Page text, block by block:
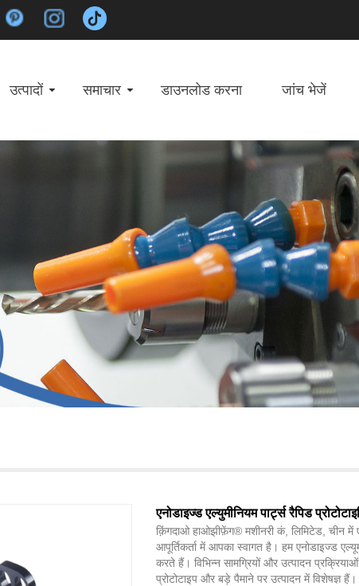
उत्पादों समाचार डाउनलोड करना जांच भेजें
एनोडाइज्ड एल्युमीनियम पार्ट्स रैपिड
क़िंगदाओ हाओझीफ़ेंग® मशीनरी कं, लिमिटेड, चीन में
आपूर्तिकर्ता में आपका स्वागत है। हम एनोडाइज्ड
करते हैं। विभिन्न सामग्रियों और उत्पादन
प्रोटोटाइप और बड़े पैमाने पर उत्पादन में विशेषज्ञ